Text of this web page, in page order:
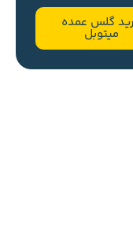
گلس عمده
میتوبل